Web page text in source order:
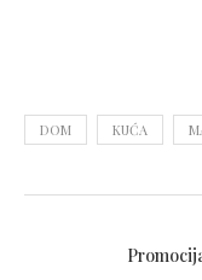
DOM KUĆA